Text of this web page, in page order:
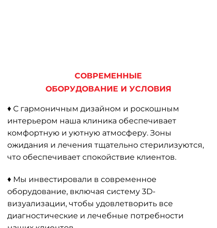
СОВРЕМЕННЫЕ
ОБОРУДОВАНИЕ И УСЛОВИЯ
♦ С гармоничным дизайном и роскошным
интерьером наша клиника обеспечивает
комфортную и уютную атмосферу. Зоны
ожидания и лечения тщательно стерилизуются,
что обеспечивает спокойствие клиентов.
♦ Мы инвестировали в современное
оборудование, включая систему 3D-
визуализации, чтобы удовлетворить все
диагностические и лечебные потребности